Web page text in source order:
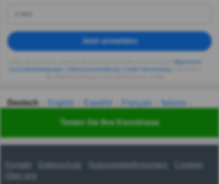
Testen Sie Ihre Kenntnisse
Jetzt anmelden
Allgemeinen
Geschäftsbedingungen
Datenschutzerklärung Cookie-Verwendung
Deutsch English Español Français
Italiano
Українська हिन्दी 한국어 汉语
Kontakt Nutzungsbedingungen
Über uns